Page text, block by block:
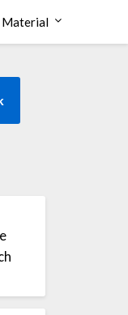
Material